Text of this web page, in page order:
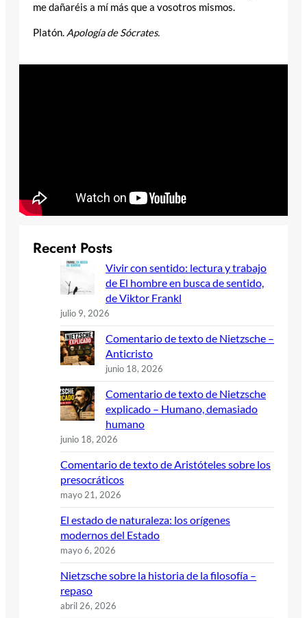
me dañaréis a mí más que a vosotros mismos.
Platón. Apología de Sócrates.
Recent Posts
Vivir con sentido: lectura y trabajo
de El hombre en busca de sentido,
de Viktor Frankl
julio 9, 2026
Comentario de texto de Nietzsche –
Anticristo
junio 18, 2026
Comentario de texto de Nietzsche
explicado – Humano, demasiado
humano
junio 18, 2026
Comentario de texto de Aristóteles sobre los
presocráticos
mayo 21, 2026
El estado de naturaleza: los orígenes
modernos del Estado
mayo 6, 2026
Nietzsche sobre la historia de la filosofía –
repaso
abril 26, 2026